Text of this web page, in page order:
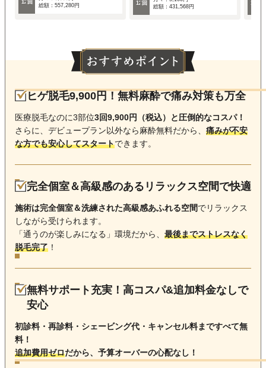
12回
総額：557,280円
12回
総額：431,568円
12回
ヒゲ脱毛9,900円！無料麻酔で痛み対策も万全
医療脱毛なのに3部位3回9,900円（税込）と圧倒的なコスパ！
さらに、デビュープラン以外なら麻酔無料だから、 痛みが不安
な方でも安心してスタートできます。
完全個室＆高級感のあるリラックス空間で快適
施術は完全個室＆洗練された高級感あふれる空間でリラックス
しながら受けられます。
「通うのが楽しみになる」環境だから、 最後までストレスなく
脱毛完了 ！
無料サポート充実！高コスパ&追加料金なしで
安心
初診料・再診料・シェービング代・キャンセル料まですべて無
料！
追加費用ゼロだから、予算オーバーの心配なし！